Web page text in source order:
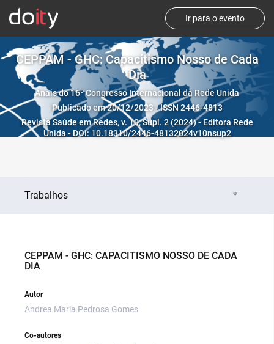
Ir para o evento
CEPPAM - GHC: Capacitismo Nosso de Cada
Dia
Anais do 16º Congresso Internacional da Rede Unida
Publicado em 20/12/2023 - ISSN 2446-4813
Revista Saúde em Redes, v. 10, Supl. 2 (2024) - Editora Rede
Unida - DOI: 10.18310/2446-48132024v10nsup2
Trabalhos
CEPPAM - GHC: CAPACITISMO NOSSO DE CADA
DIA
Autor
Andrea Maria Pedrosa Gomes
Co-autores